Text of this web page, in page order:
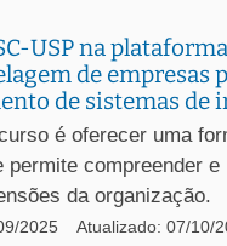
USP na
de empresas
de sistemas de
é oferecer uma
permite compreender e
da organização.
2025 Atualizado: 07/10/